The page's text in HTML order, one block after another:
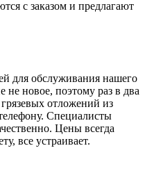
с заказом и предлагают
для обслуживания нашего
не новое, поэтому раз в два
отложений из
Специалисты
Цены всегда
все устраивает.